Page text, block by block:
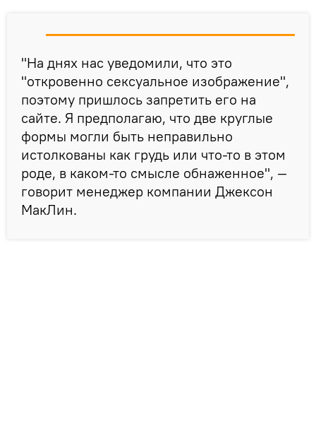
"На днях нас уведомили, что это
"откровенно сексуальное изображение",
поэтому пришлось запретить его на
сайте. Я предполагаю, что две круглые
формы могли быть неправильно
истолкованы как грудь или что-то в этом
роде, в каком‑то смысле обнаженное", —
говорит менеджер компании Джексон
МакЛин.